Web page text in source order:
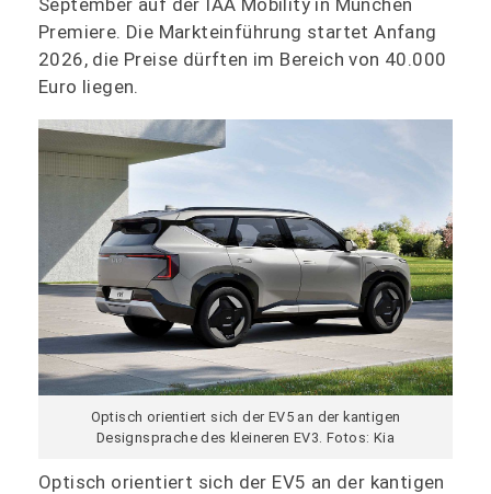
Premiere. Die Markteinführung startet Anfang
2026, die Preise dürften im Bereich von 40.000
Euro liegen.
Optisch orientiert sich der EV5 an der kantigen
Designsprache des kleineren EV3. Fotos: Kia
Optisch orientiert sich der EV5 an der kantigen